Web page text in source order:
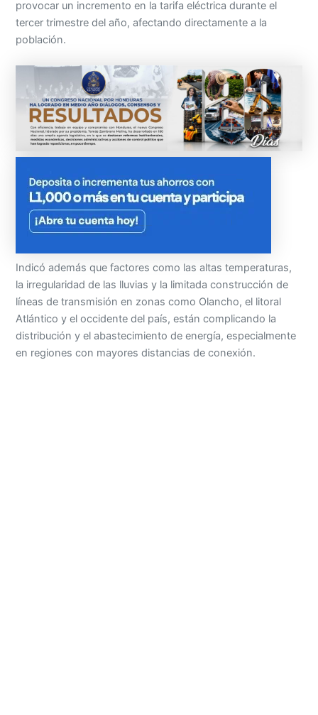
provocar un incremento en la tarifa eléctrica durante el
tercer trimestre del año, afectando directamente a la
población.
Indicó además que factores como las altas temperaturas,
la irregularidad de las lluvias y la limitada construcción de
líneas de transmisión en zonas como Olancho, el litoral
Atlántico y el occidente del país, están complicando la
distribución y el abastecimiento de energía, especialmente
en regiones con mayores distancias de conexión.